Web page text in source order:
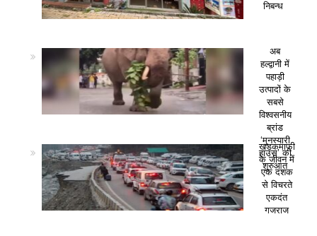
निबन्ध
अब
हल्द्वानी में
पहाड़ी
उत्पादों के
सबसे
विश्वसनीय
ब्रांड
‘मुनस्यारी
हाउस’ की
शुरुआत
खड़कमाफी
के जीवन में
एक दशक
से विचरते
एकदंत
गजराज